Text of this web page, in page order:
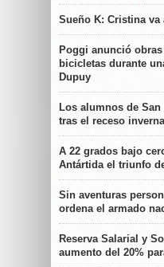
Sueño K: Cristina va
Poggi anunció
bicicletas durante
Dupuy
Los alumnos de
tras el receso
A 22 grados bajo
Antártida el triunfo
Sin aventuras
ordena el armado
Reserva Salarial y
aumento del 20%